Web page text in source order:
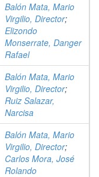
Balón Mata, Mario
Virgilio, Director;
Elizondo
Monserrate, Danger
Rafael
Balón Mata, Mario
Virgilio, Director;
Ruiz Salazar,
Narcisa
Balón Mata, Mario
Virgilio, Director;
Carlos Mora, José
Rolando